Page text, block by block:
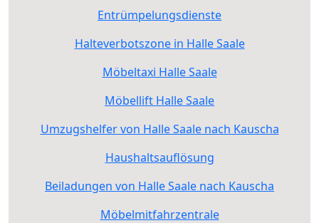
Entrümpelungsdienste
Halteverbotszone in Halle Saale
Möbeltaxi Halle Saale
Möbellift Halle Saale
Umzugshelfer von Halle Saale nach Kauscha
Haushaltsauflösung
Beiladungen von Halle Saale nach Kauscha
Möbelmitfahrzentrale